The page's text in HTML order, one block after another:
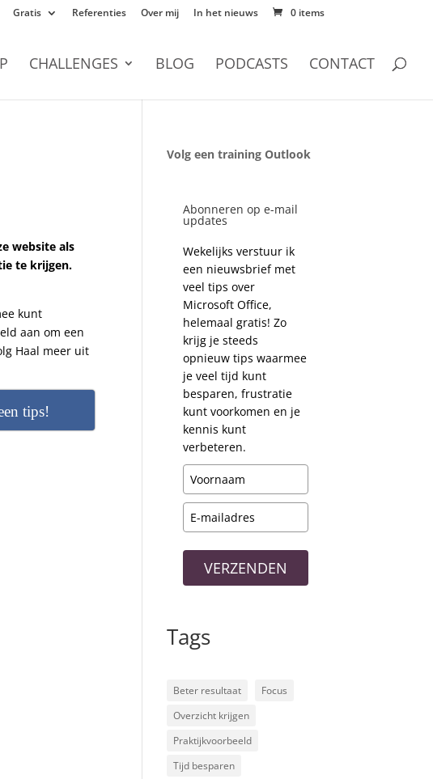
Gratis Referenties Over mij In het nieuws 0 items
CHALLENGES BLOG PODCASTS CONTACT
website als
te krijgen.
kunt
aan om een
Haal meer uit
tips!
Volg een training Outlook
Abonneren op e-mail
updates
Wekelijks verstuur ik
een nieuwsbrief met
veel tips over
Microsoft Office,
helemaal gratis! Zo
krijg je steeds
opnieuw tips waarmee
je veel tijd kunt
besparen, frustratie
kunt voorkomen en je
kennis kunt
verbeteren.
VERZENDEN
Tags
Beter resultaat
Focus
Overzicht krijgen
Praktijkvoorbeeld
Tijd besparen